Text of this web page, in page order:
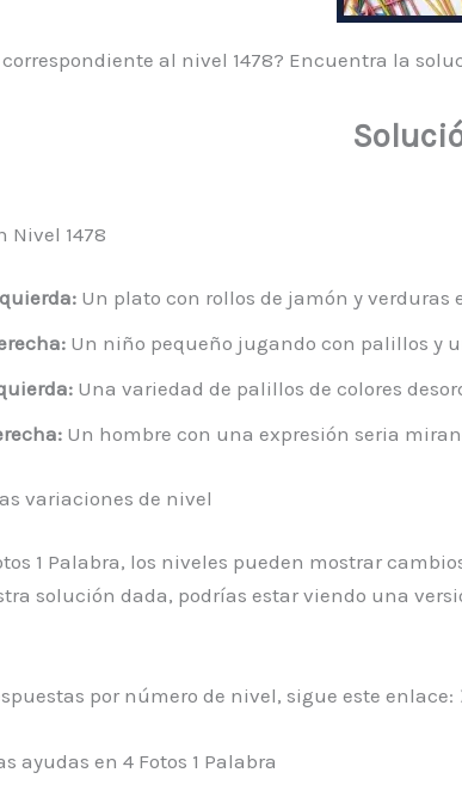
al nivel 1478? Encuentra la
Nivel 1478
Un plato con rollos de jamón y verduras
Un niño pequeño jugando con palillos y
Una variedad de palillos de colores
Un hombre con una expresión seria
variaciones de nivel
1 Palabra, los niveles pueden mostrar
solución dada, podrías estar viendo una
por número de nivel, sigue este enlace:
ayudas en 4 Fotos 1 Palabra